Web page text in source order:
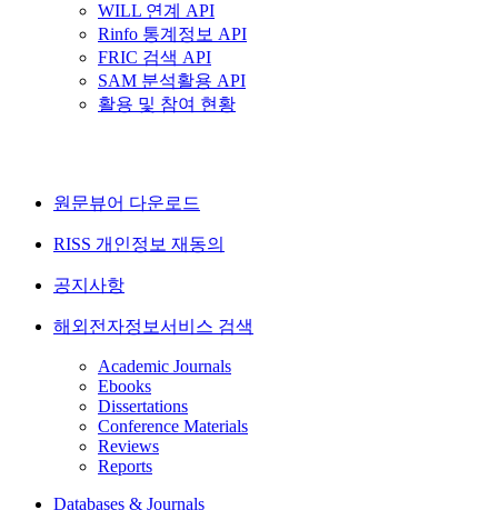
WILL 연계 API
Rinfo 통계정보 API
FRIC 검색 API
SAM 분석활용 API
활용 및 참여 현황
원문뷰어 다운로드
RISS 개인정보 재동의
공지사항
해외전자정보서비스 검색
Academic Journals
Ebooks
Dissertations
Conference Materials
Reviews
Reports
Databases & Journals